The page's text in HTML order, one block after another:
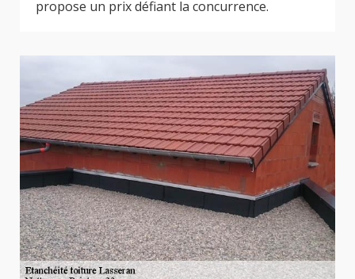
propose un prix défiant la concurrence.